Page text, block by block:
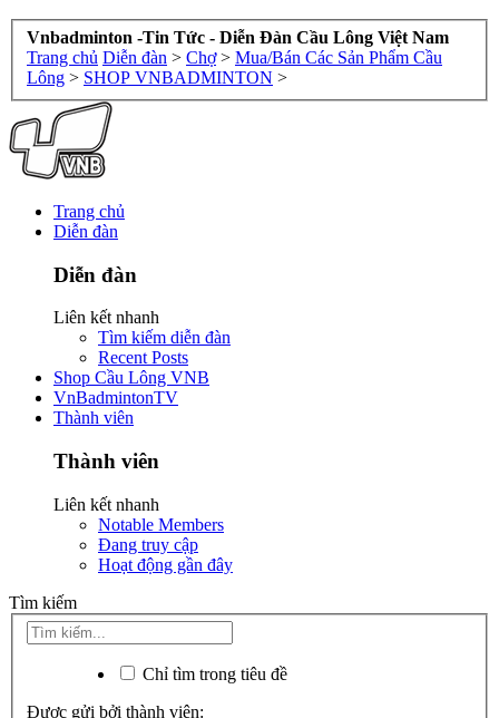
Vnbadminton -Tin Tức - Diễn Đàn Cầu Lông Việt Nam
Trang chủ Diễn đàn > Chợ > Mua/Bán Các Sản Phẩm Cầu
Lông > SHOP VNBADMINTON >
Trang chủ
Diễn đàn
Diễn đàn
Liên kết nhanh
Tìm kiếm diễn đàn
Recent Posts
Shop Cầu Lông VNB
VnBadmintonTV
Thành viên
Thành viên
Liên kết nhanh
Notable Members
Đang truy cập
Hoạt động gần đây
Tìm kiếm
Chỉ tìm trong tiêu đề
Được gửi bởi thành viên: